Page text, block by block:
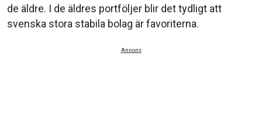
de äldre. I de äldres portföljer blir det tydligt att
svenska stora stabila bolag är favoriterna.
Annons